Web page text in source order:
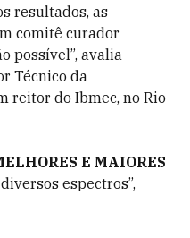
resultados, as
comitê curador
possível”, avalia
Técnico da
reitor do Ibmec, no Rio
E MAIORES
espectros”,